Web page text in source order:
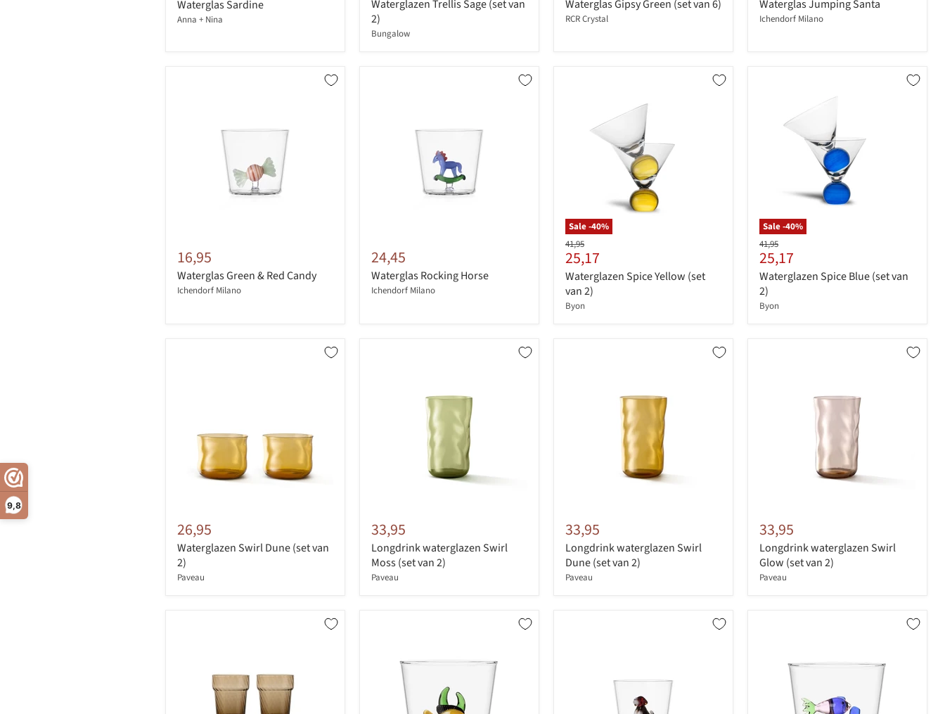
9,8
Waterglas Sardine
Anna + Nina
Waterglazen Trellis Sage (set van
2)
Bungalow
Waterglas Gipsy Green (set van 6)
RCR Crystal
Waterglas Jumping Santa
Ichendorf Milano
16,95
Waterglas Green & Red Candy
Ichendorf Milano
24,45
Waterglas Rocking Horse
Ichendorf Milano
Sale -40%
Originele
prijs
41,95
Huidige
prijs
25,17
Waterglazen Spice Yellow (set
van 2)
Byon
Sale -40%
Originele
prijs
41,95
Huidige
prijs
25,17
Waterglazen Spice Blue (set van
2)
Byon
26,95
Waterglazen Swirl Dune (set van
2)
Paveau
33,95
Longdrink waterglazen Swirl
Moss (set van 2)
Paveau
33,95
Longdrink waterglazen Swirl
Dune (set van 2)
Paveau
33,95
Longdrink waterglazen Swirl
Glow (set van 2)
Paveau